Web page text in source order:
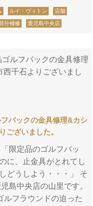
ルイ・ヴィトン 店舗
分補修 鹿児島中央店
バックの金具修理&カシ
ございました。
限定品のゴルフバッ
に、止金具がとれてし
どうしよう・・・」 そ
島中央店の山里です。
ルフラウンドの迫った